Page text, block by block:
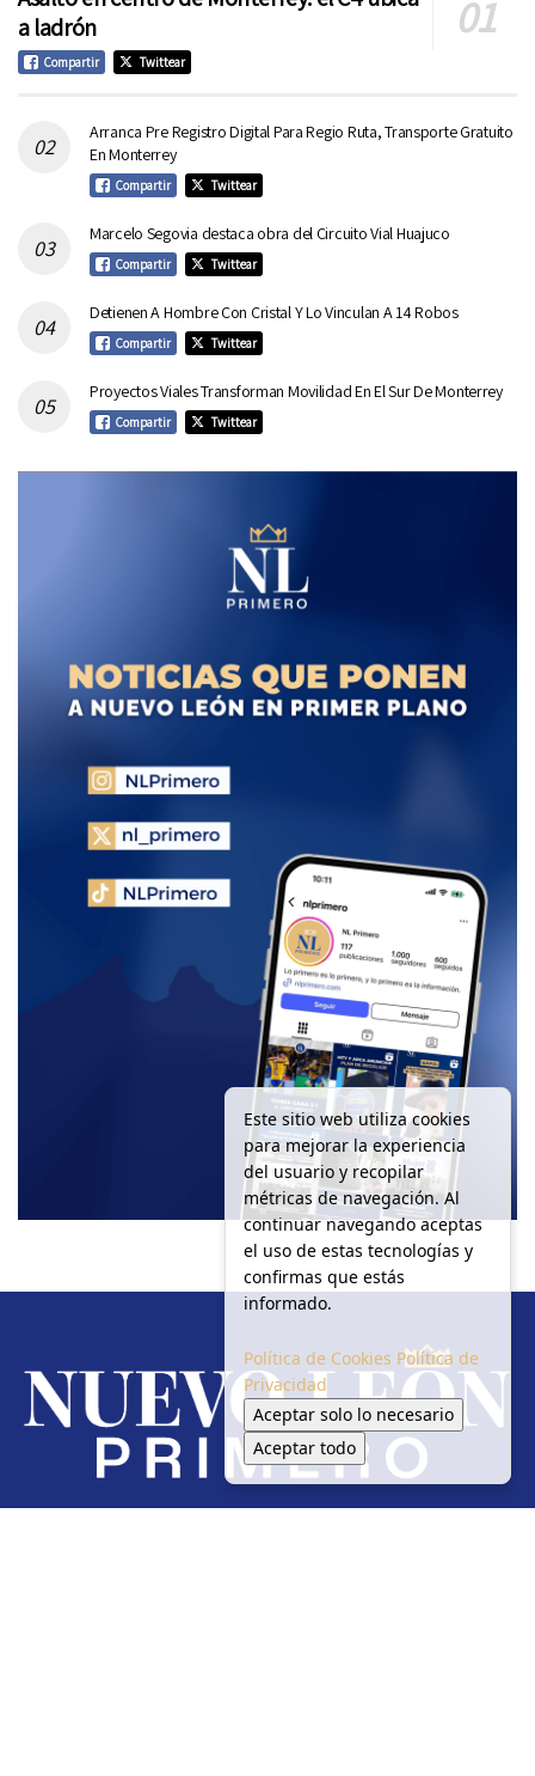
a ladrón
Compartir Twittear
Arranca Pre Registro Digital Para Regio Ruta, Transporte Gratuito
En Monterrey
Compartir Twittear
Marcelo Segovia destaca obra del Circuito Vial Huajuco
Compartir Twittear
Detienen A Hombre Con Cristal Y Lo Vinculan A 14 Robos
Compartir Twittear
Proyectos Viales Transforman Movilidad En El Sur De Monterrey
Compartir Twittear
Este sitio web utiliza cookies
para mejorar la experiencia
del usuario y recopilar
métricas de navegación. Al
continuar navegando aceptas
el uso de estas tecnologías y
confirmas que estás
informado.
Política de Cookies Política de
Privacidad
Aceptar solo lo necesario
Aceptar todo